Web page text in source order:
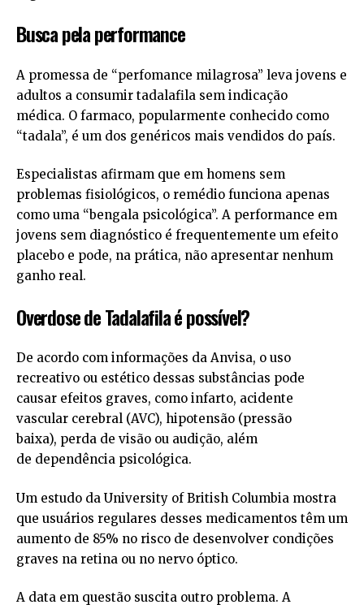
Busca pela performance
A promessa de “perfomance milagrosa” leva jovens e
adultos a consumir tadalafila sem indicação
médica. O farmaco, popularmente conhecido como
“tadala”, é um dos genéricos mais vendidos do país.
Especialistas afirmam que em homens sem
problemas fisiológicos, o remédio funciona apenas
como uma “bengala psicológica”. A performance em
jovens sem diagnóstico é frequentemente um efeito
placebo e pode, na prática, não apresentar nenhum
ganho real.
Overdose de Tadalafila é possível?
De acordo com informações da Anvisa, o uso
recreativo ou estético dessas substâncias pode
causar efeitos graves, como infarto, acidente
vascular cerebral (AVC), hipotensão (pressão
baixa), perda de visão ou audição, além
de dependência psicológica.
Um estudo da University of British Columbia mostra
que usuários regulares desses medicamentos têm um
aumento de 85% no risco de desenvolver condições
graves na retina ou no nervo óptico.
A data em questão suscita outro problema. A